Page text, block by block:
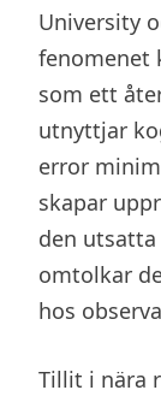
University
fenomenet
som ett
utnyttjar
error
skapar
den
omtolkar
hos
Tillit i nära